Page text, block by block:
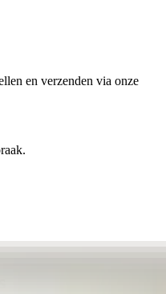
en verzenden via onze